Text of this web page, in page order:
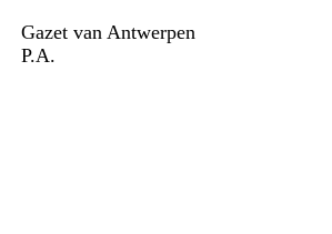
Gazet van Antwerpen
P.A.